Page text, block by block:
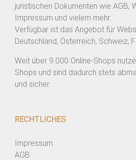
juristischen Dokumenten wie AGB,
Impressum und vielem mehr.
Verfügbar ist das Angebot für
Deutschland, Österreich, Schweiz,
Weit über 9.000 Online-Shops
Shops und sind dadurch stets
und sicher.
RECHTLICHES
Impressum
AGB